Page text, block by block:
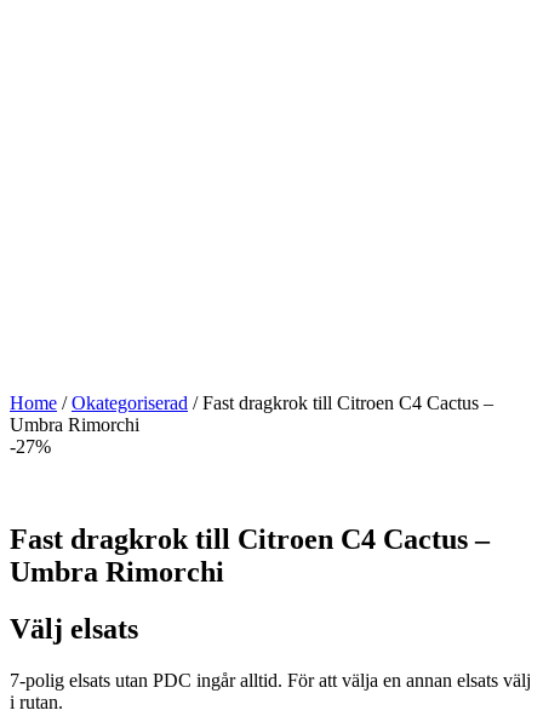
Home /Okategoriserad / Fast dragkrok till Citroen C4 Cactus –
Umbra Rimorchi
-27%
Fast dragkrok till Citroen C4 Cactus –
Umbra Rimorchi
Välj elsats
7-polig elsats utan PDC ingår alltid. För att välja en annan elsats välj
i rutan.